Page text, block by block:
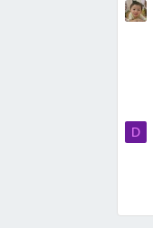
D